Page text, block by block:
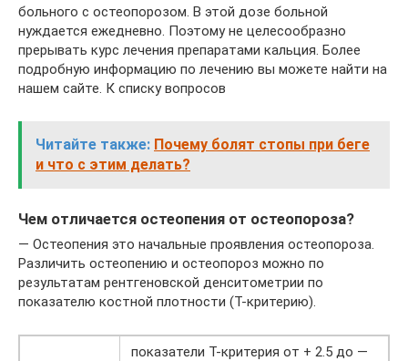
больного с остеопорозом. В этой дозе больной
нуждается ежедневно. Поэтому не целесообразно
прерывать курс лечения препаратами кальция. Более
подробную информацию по лечению вы можете найти на
нашем сайте. К списку вопросов
Читайте также: Почему болят стопы при беге
и что с этим делать?
Чем отличается остеопения от остеопороза?
— Остеопения это начальные проявления остеопороза.
Различить остеопению и остеопороз можно по
результатам рентгеновской денситометрии по
показателю костной плотности (Т-критерию).
показатели Т-критерия от + 2.5 до —